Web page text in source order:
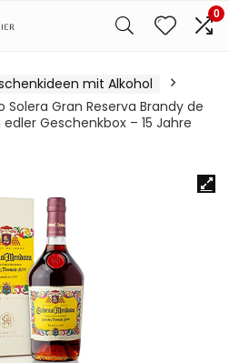
0
mit Alkohol
Gran Reserva Brandy de
Geschenkbox – 15 Jahre